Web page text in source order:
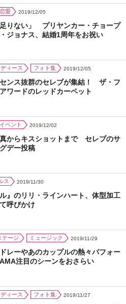
恋愛 2019/12/05
足りない」 プリヤンカー・チョープ
ジョナス、結婚1周年をお祝い
ィース フォト集 2019/12/05
ンス抜群のセレブが集結！ ザ・フ
ワードのレッドカーペット
イベント 2019/12/02
からキスショットまで セレブのサ
デー投稿
ス 2019/11/30
ル』のリリ・ラインハート、体型加工
呼びかけ
テージ ミュージック 2019/11/29
レーやあのカップルの熱々パフォー
注目のシーンをおさらい
ィース フォト集 2019/11/27